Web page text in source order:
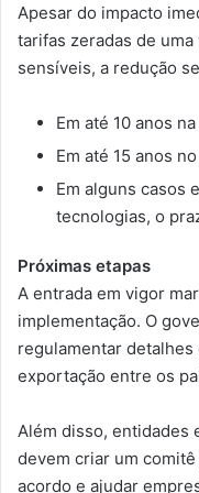
Apesar do impacto
tarifas zeradas de
sensíveis, a redução
Em até 10 anos
Em até 15 anos
Em alguns casos
tecnologias, o
Próximas etapas
A entrada em vigor
implementação. O
regulamentar
exportação entre os
Além disso, entidades
devem criar um
acordo e ajudar